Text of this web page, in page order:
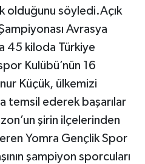
olduğunu söyledi.Açık
Avrasya
45 kiloda Türkiye
Kulübü’nün 16
Küçük, ülkemizi
temsil ederek başarılar
şirin ilçelerinden
Yomra Gençlik Spor
şampiyon sporcuları